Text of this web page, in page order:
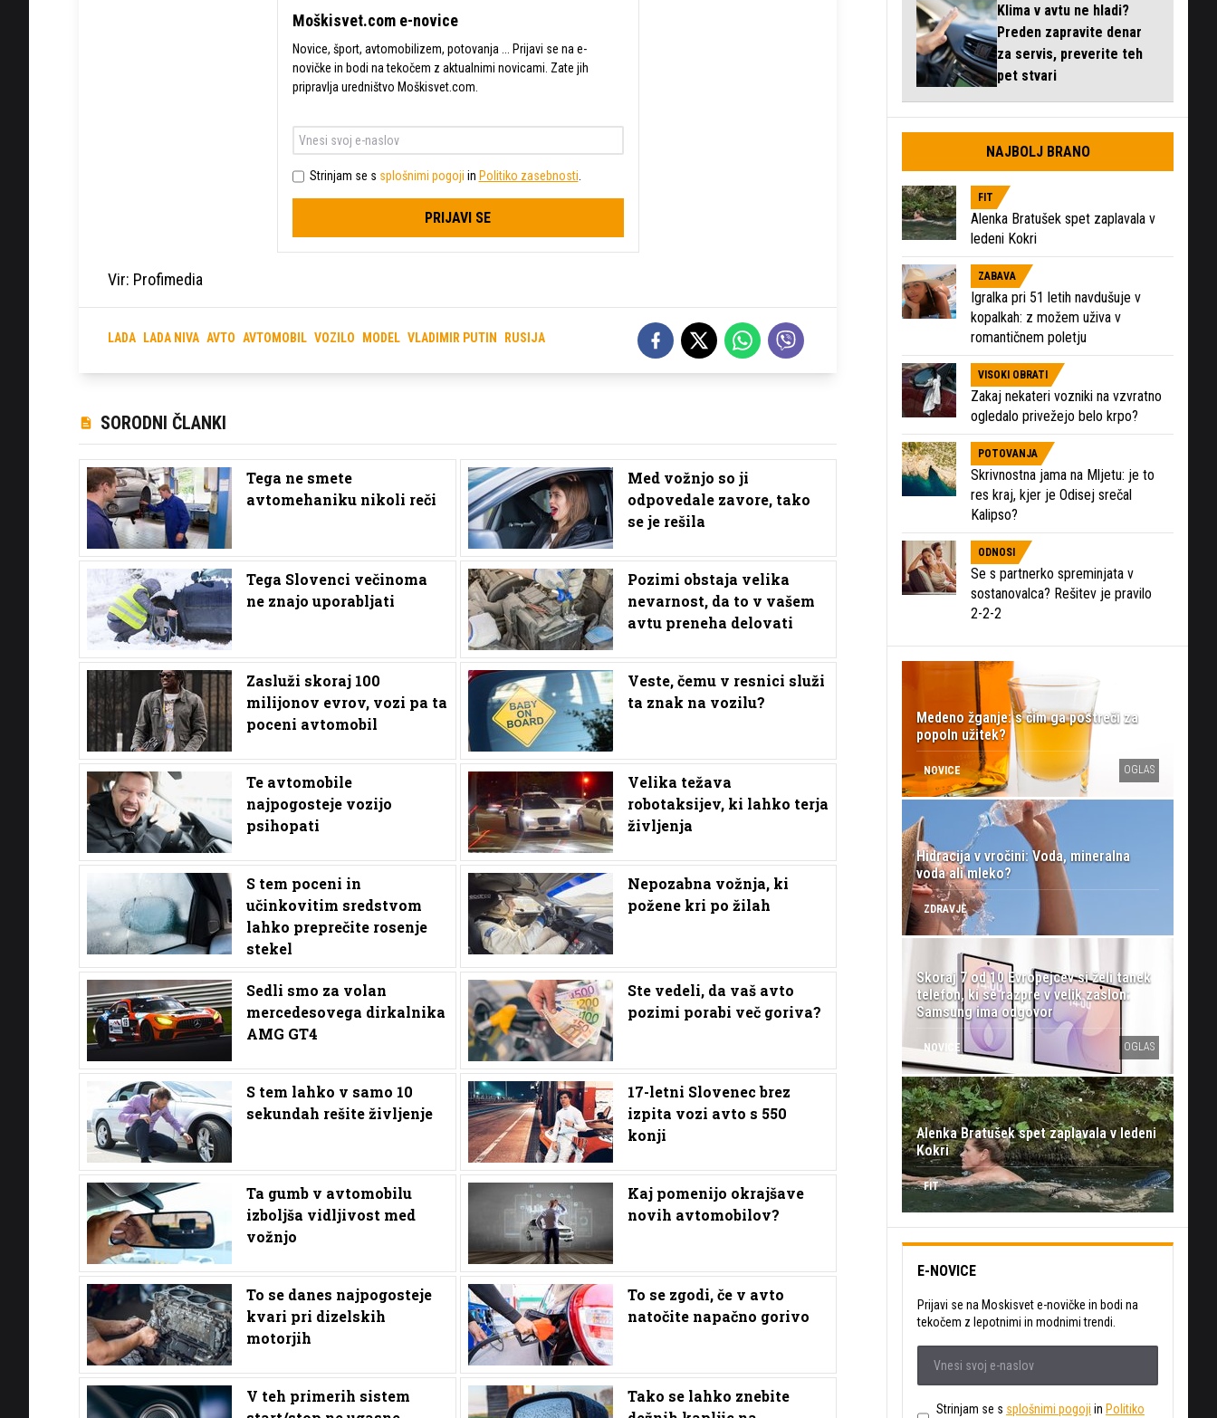
Moškisvet.com e-novice
Novice, šport, avtomobilizem, potovanja ... Prijavi se na e-
novičke in bodi na tekočem z aktualnimi novicami. Zate jih
pripravlja uredništvo Moškisvet.com.
Strinjam se s splošnimi pogoji in Politiko zasebnosti.
PRIJAVI SE
Vir: Profimedia
LADA LADA NIVA AVTO AVTOMOBIL VOZILO MODEL VLADIMIR PUTIN RUSIJA
SORODNI ČLANKI
Tega ne smete
avtomehaniku nikoli reči
Med vožnjo so ji
odpovedale zavore, tako
se je rešila
Tega Slovenci večinoma
ne znajo uporabljati
Pozimi obstaja velika
nevarnost, da to v vašem
avtu preneha delovati
Zasluži skoraj 100
milijonov evrov, vozi pa ta
poceni avtomobil
Veste, čemu v resnici služi
ta znak na vozilu?
Te avtomobile
najpogosteje vozijo
psihopati
Velika težava
robotaksijev, ki lahko terja
življenja
S tem poceni in
učinkovitim sredstvom
lahko preprečite rosenje
stekel
Nepozabna vožnja, ki
požene kri po žilah
Sedli smo za volan
mercedesovega dirkalnika
AMG GT4
Ste vedeli, da vaš avto
pozimi porabi več goriva?
S tem lahko v samo 10
sekundah rešite življenje
17-letni Slovenec brez
izpita vozi avto s 550
konji
Ta gumb v avtomobilu
izboljša vidljivost med
vožnjo
Kaj pomenijo okrajšave
novih avtomobilov?
To se danes najpogosteje
kvari pri dizelskih
motorjih
To se zgodi, če v avto
natočite napačno gorivo
V teh primerih sistem
Tako se lahko znebite
Klima v avtu ne hladi?
Preden zapravite denar
za servis, preverite teh
pet stvari
NAJBOLJ BRANO
FIT
Alenka Bratušek spet zaplavala v
ledeni Kokri
ZABAVA
Igralka pri 51 letih navdušuje v
kopalkah: z možem uživa v
romantičnem poletju
VISOKI OBRATI
Zakaj nekateri vozniki na vzvratno
ogledalo privežejo belo krpo?
POTOVANJA
Skrivnostna jama na Mljetu: je to
res kraj, kjer je Odisej srečal
Kalipso?
ODNOSI
Se s partnerko spreminjata v
sostanovalca? Rešitev je pravilo
2-2-2
Medeno žganje: s čim ga postreči za
popoln užitek?
NOVICE OGLAS
Hidracija v vročini: Voda, mineralna
voda ali mleko?
ZDRAVJE
Skoraj 7 od 10 Evropejcev si želi tanek
telefon, ki se razpre v velik zaslon:
Samsung ima odgovor
NOVICE OGLAS
Alenka Bratušek spet zaplavala v ledeni
Kokri
FIT
E-NOVICE
Prijavi se na Moskisvet e-novičke in bodi na
tekočem z lepotnimi in modnimi trendi.
Strinjam se s splošnimi pogoji in Politiko